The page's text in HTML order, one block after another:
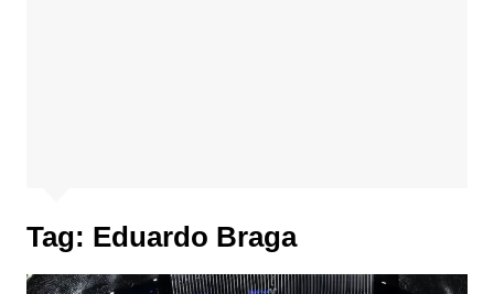
Tag: Eduardo Braga